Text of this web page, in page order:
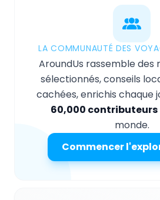
LA COMMUNAUTÉ DES
AroundUs rassemble des
sélectionnés, conseils
cachées, enrichis chaque
60,000 contributeurs
monde.
Commencer